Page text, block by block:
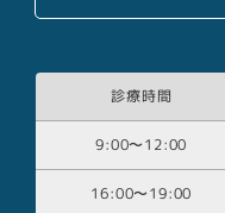
診療時間
9:00〜12:00
16:00〜19:00